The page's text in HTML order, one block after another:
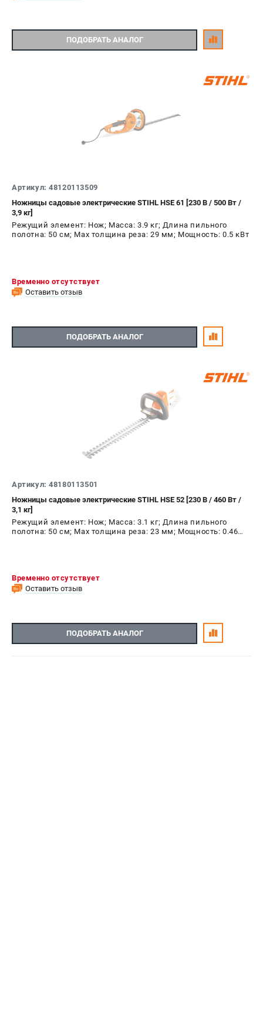
ПОДОБРАТЬ АНАЛОГ
Артикул: 48120113509
Ножницы садовые электрические STIHL HSE 61 [230 В / 500 Вт /
3,9 кг]
Режущий элемент: Нож; Масса: 3.9 кг; Длина пильного
полотна: 50 см; Max толщина реза: 29 мм; Мощность: 0.5 кВт
Временно отсутствует
Оставить отзыв
ПОДОБРАТЬ АНАЛОГ
Артикул: 48180113501
Ножницы садовые электрические STIHL HSE 52 [230 В / 460 Вт /
3,1 кг]
Режущий элемент: Нож; Масса: 3.1 кг; Длина пильного
полотна: 50 см; Max толщина реза: 23 мм; Мощность: 0.46
Временно отсутствует
Оставить отзыв
ПОДОБРАТЬ АНАЛОГ